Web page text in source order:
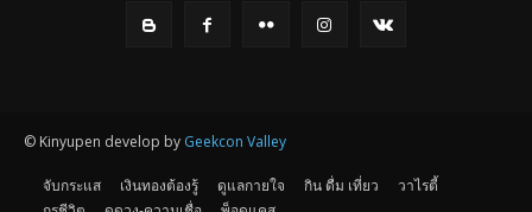
© Kinyupen develop by Geekcon Valley
จับกระแส เงินทองต้องรู้ ดูแลกายใจ กิน ดื่ม เที่ยว
วาไรตี้